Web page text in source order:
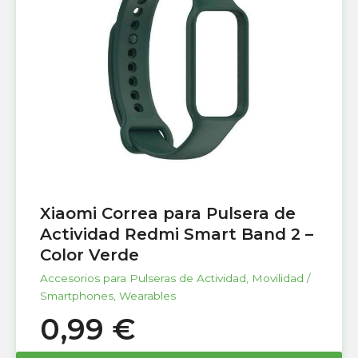
Xiaomi Correa para Pulsera de
Actividad Redmi Smart Band 2 –
Color Verde
Accesorios para Pulseras de Actividad, Movilidad /
Smartphones, Wearables
0,99 €